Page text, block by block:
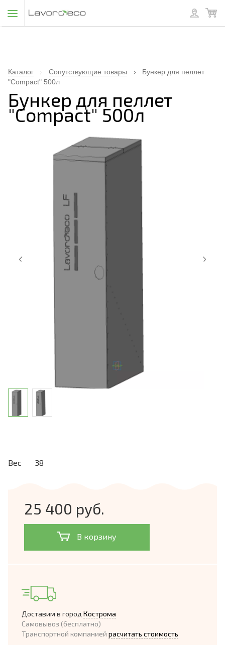
Каталог Сопутствующие товары
Бункер для пеллет
"Compact" 500л
Бункер для пеллет
"Compact" 500л
Вес 38
25 400 руб.
В корзину
Доставим в город Кострома
Самовывоз (бесплатно)
Транспортной компанией расчитать стоимость